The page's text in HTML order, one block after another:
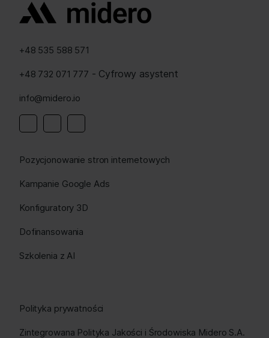
+48 535 588 571
+48 732 071 777 - Cyfrowy asystent
info@midero.io
Pozycjonowanie stron internetowych
Kampanie Google Ads
Konfiguratory 3D
Dofinansowania
Szkolenia z AI
Polityka prywatności
Zintegrowana Polityka Jakości i Środowiska Midero S.A.